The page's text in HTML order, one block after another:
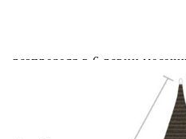
поръчката си на момента с
разделя на 3 равни
разпределя в 6 равни
покупки на стойност до